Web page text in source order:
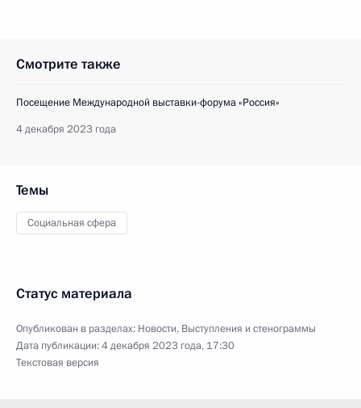
Смотрите также
Посещение Международной выставки-форума «Россия»
4 декабря 2023 года
Темы
Социальная сфера
Статус материала
Опубликован в разделах: Новости, Выступления и стенограммы
Дата публикации:4 декабря 2023 года, 17:30
Текстовая версия